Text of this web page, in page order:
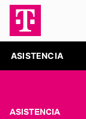
ASISTENCIA
ASISTENCIA